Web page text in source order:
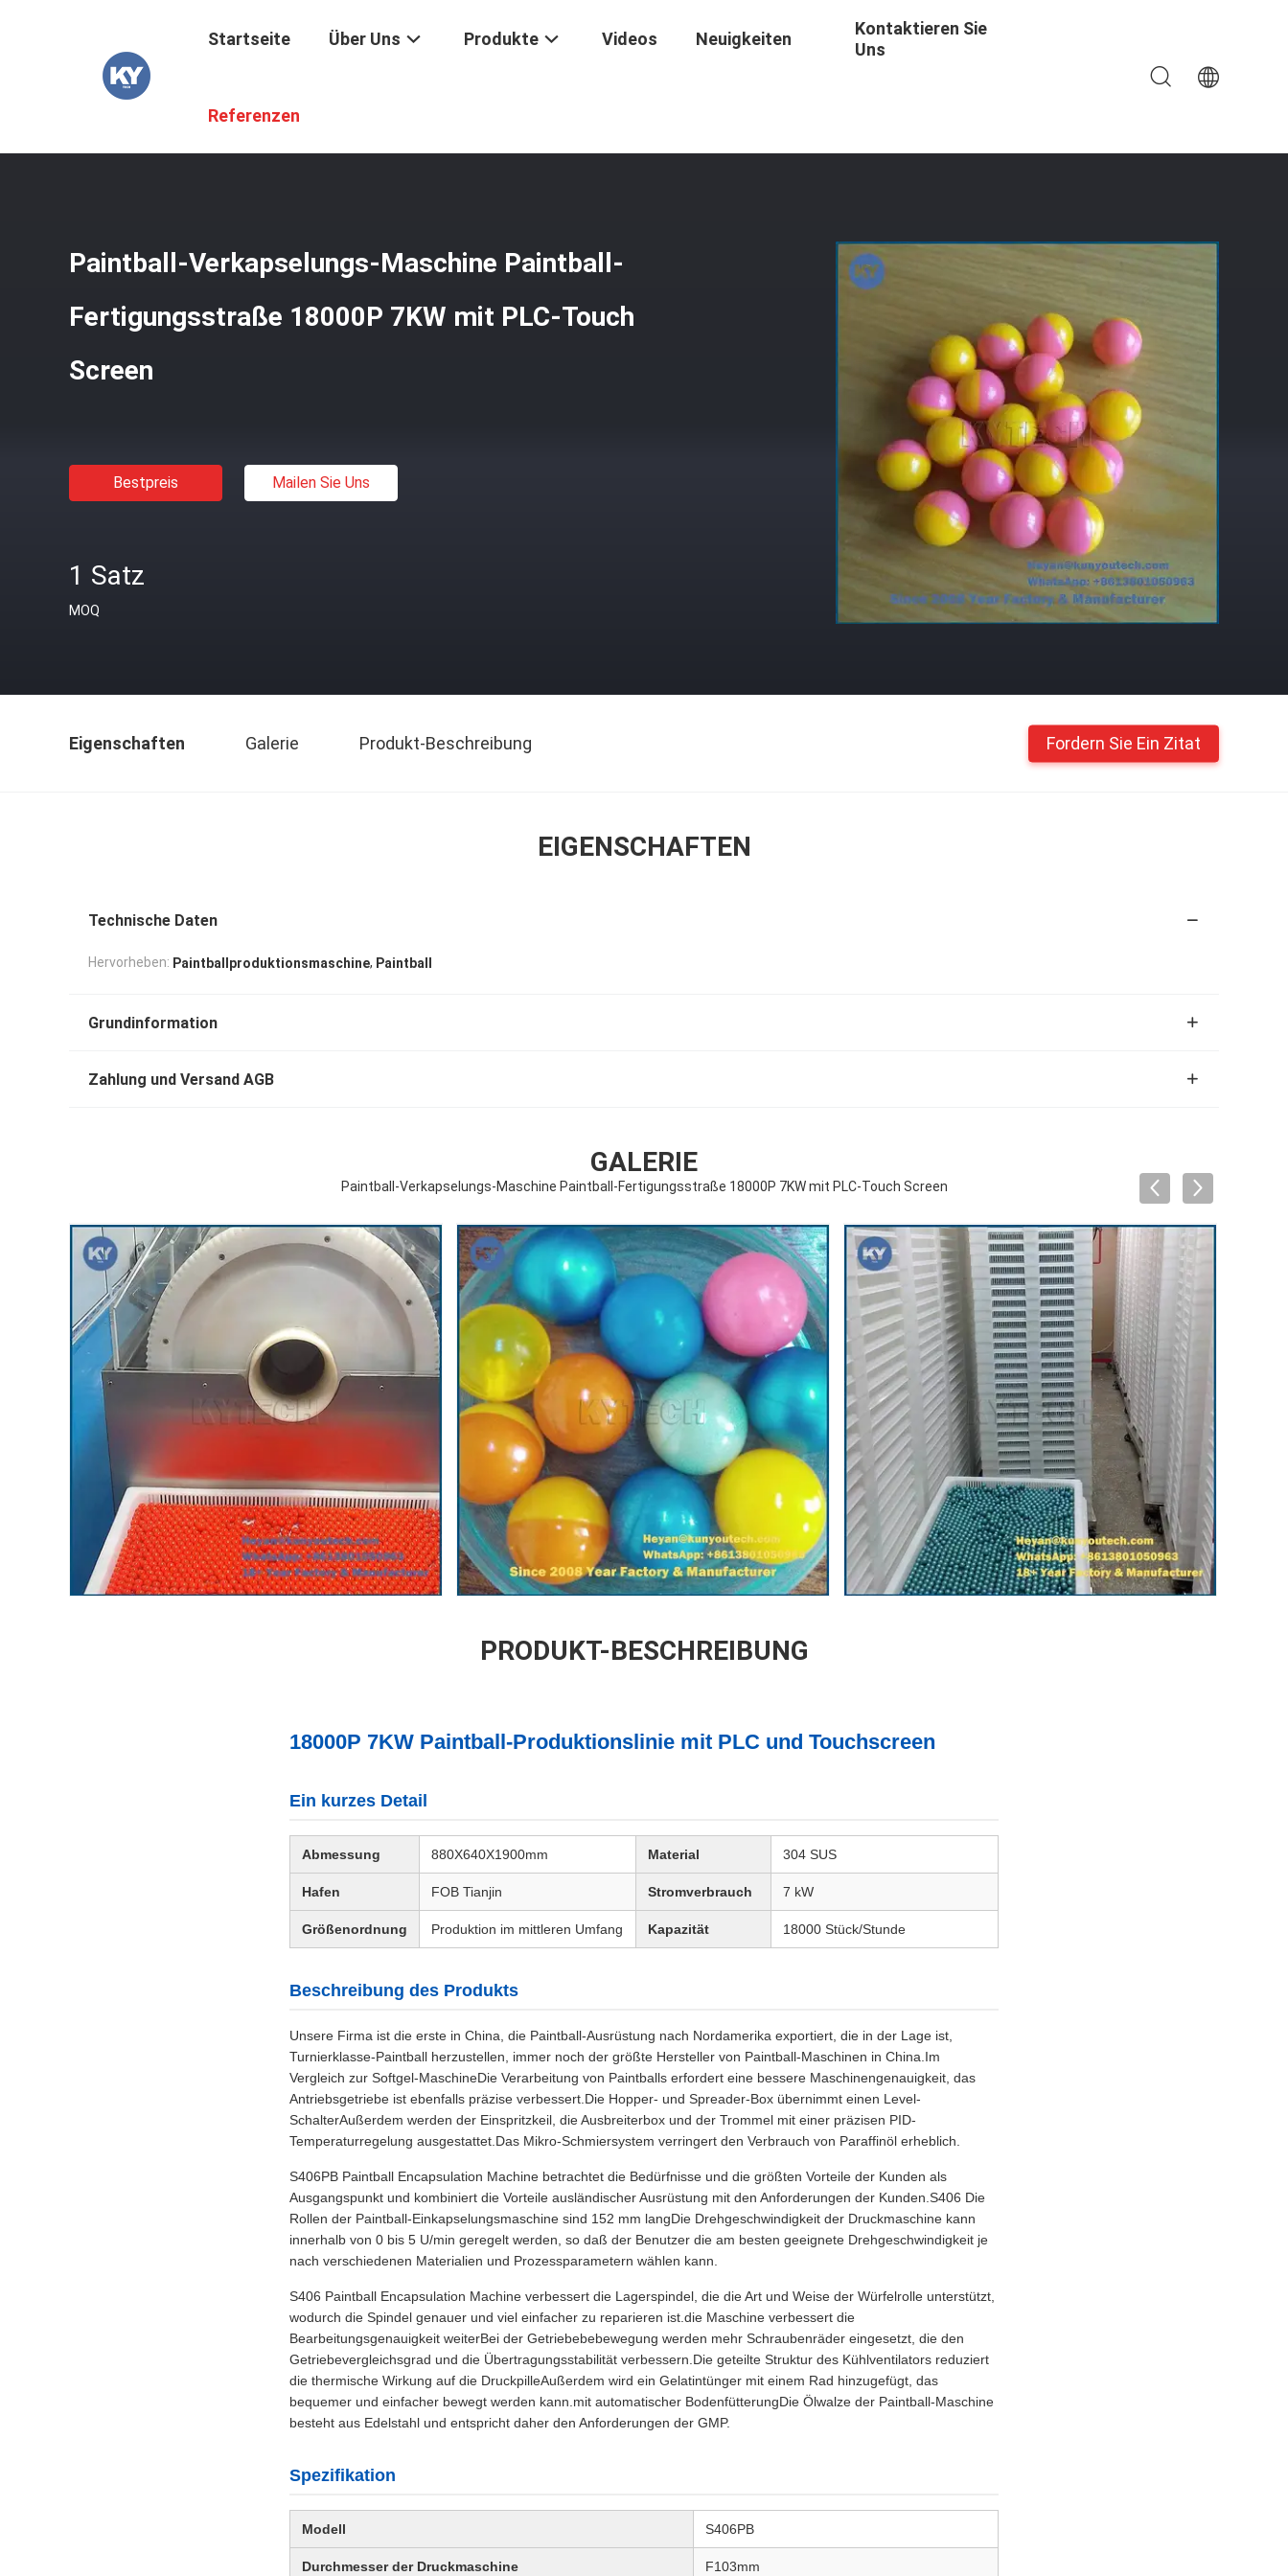
Startseite Über Uns Produkte Videos Neuigkeiten
Kontaktieren Sie
Uns
Referenzen
Startseite
Paintball-Verkapselungs-Maschine Paintball-
Fertigungsstraße 18000P 7KW mit PLC-Touch
Screen
Bestpreis Mailen Sie Uns
1 Satz
MOQ
Eigenschaften Galerie Produkt-Beschreibung Fordern Sie Ein Zitat
EIGENSCHAFTEN
Technische Daten
Hervorheben: Paintballproduktionsmaschine, Paintball
Grundinformation
Zahlung und Versand AGB
GALERIE
Paintball-Verkapselungs-Maschine Paintball-Fertigungsstraße 18000P 7KW mit PLC-Touch Screen
PRODUKT-BESCHREIBUNG
18000P 7KW Paintball-Produktionslinie mit PLC und Touchscreen
Ein kurzes Detail
Abmessung 880X640X1900mm Material 304 SUS
Hafen FOB Tianjin Stromverbrauch 7 kW
Größenordnung Produktion im mittleren Umfang Kapazität 18000 Stück/Stunde
Beschreibung des Produkts
Unsere Firma ist die erste in China, die Paintball-Ausrüstung nach Nordamerika exportiert, die in der Lage ist,
Turnierklasse-Paintball herzustellen, immer noch der größte Hersteller von Paintball-Maschinen in China.Im
Vergleich zur Softgel-MaschineDie Verarbeitung von Paintballs erfordert eine bessere Maschinengenauigkeit, das
Antriebsgetriebe ist ebenfalls präzise verbessert.Die Hopper- und Spreader-Box übernimmt einen Level-
SchalterAußerdem werden der Einspritzkeil, die Ausbreiterbox und der Trommel mit einer präzisen PID-
Temperaturregelung ausgestattet.Das Mikro-Schmiersystem verringert den Verbrauch von Paraffinöl erheblich.
S406PB Paintball Encapsulation Machine betrachtet die Bedürfnisse und die größten Vorteile der Kunden als
Ausgangspunkt und kombiniert die Vorteile ausländischer Ausrüstung mit den Anforderungen der Kunden.S406 Die
Rollen der Paintball-Einkapselungsmaschine sind 152 mm langDie Drehgeschwindigkeit der Druckmaschine kann
innerhalb von 0 bis 5 U/min geregelt werden, so daß der Benutzer die am besten geeignete Drehgeschwindigkeit je
nach verschiedenen Materialien und Prozessparametern wählen kann.
S406 Paintball Encapsulation Machine verbessert die Lagerspindel, die die Art und Weise der Würfelrolle unterstützt,
wodurch die Spindel genauer und viel einfacher zu reparieren ist.die Maschine verbessert die
Bearbeitungsgenauigkeit weiterBei der Getriebebebewegung werden mehr Schraubenräder eingesetzt, die den
Getriebevergleichsgrad und die Übertragungsstabilität verbessern.Die geteilte Struktur des Kühlventilators reduziert
die thermische Wirkung auf die DruckpilleAußerdem wird ein Gelatintünger mit einem Rad hinzugefügt, das
bequemer und einfacher bewegt werden kann.mit automatischer BodenfütterungDie Ölwalze der Paintball-Maschine
besteht aus Edelstahl und entspricht daher den Anforderungen der GMP.
Spezifikation
Modell S406PB
Durchmesser der Druckmaschine F103mm